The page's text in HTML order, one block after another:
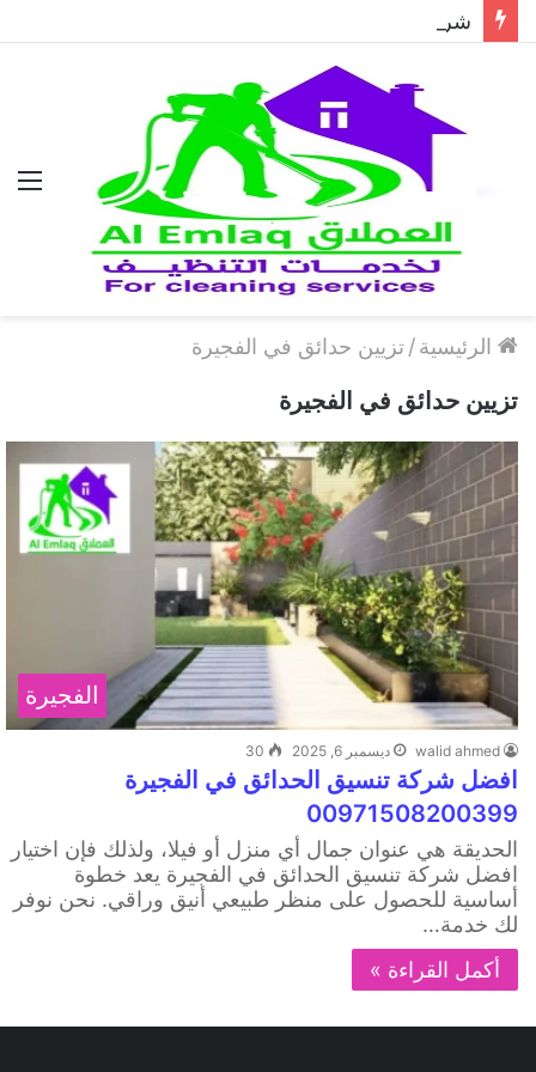
الرئيسية/تزيين حدائق في الفجيرة
تزيين حدائق في الفجيرة
الفجيرة
walid ahmed ديسمبر 6, 2025 30
افضل شركة تنسيق الحدائق في الفجيرة
00971508200399
الحديقة هي عنوان جمال أي منزل أو فيلا، ولذلك فإن اختيار
افضل شركة تنسيق الحدائق في الفجيرة يعد خطوة
أساسية للحصول على منظر طبيعي أنيق وراقي. نحن نوفر
لك خدمة…
أكمل القراءة »